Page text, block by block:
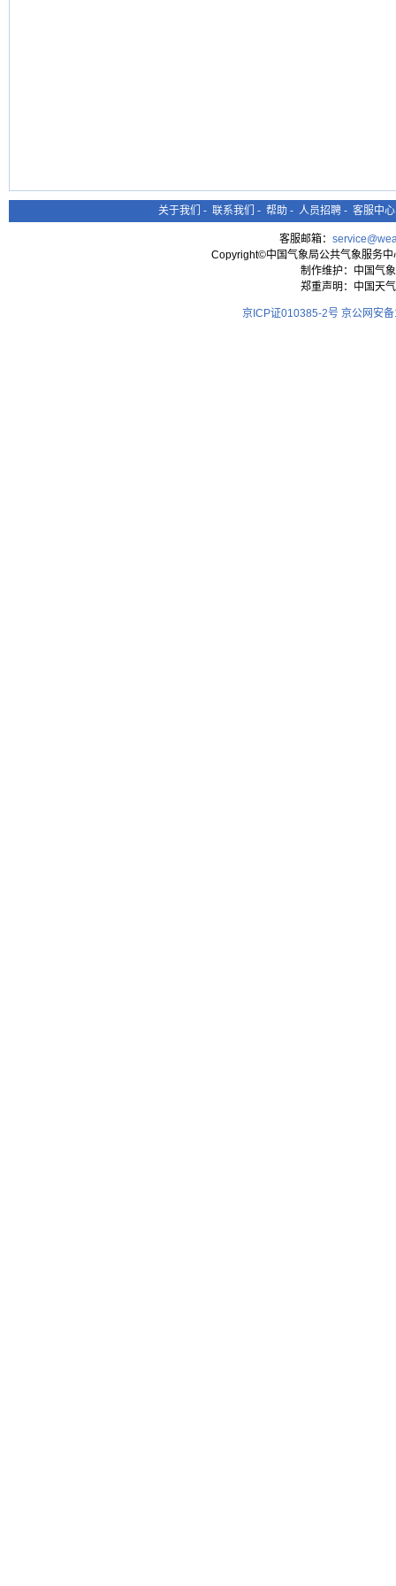
关于我们 - 联系我们 - 帮助 - 人员招聘 - 客服中心
客服邮箱：
Copyright©中国气象局公共气象服务
制作维护：中国气
郑重声明：中国天
京ICP证010385-2号 京公网安